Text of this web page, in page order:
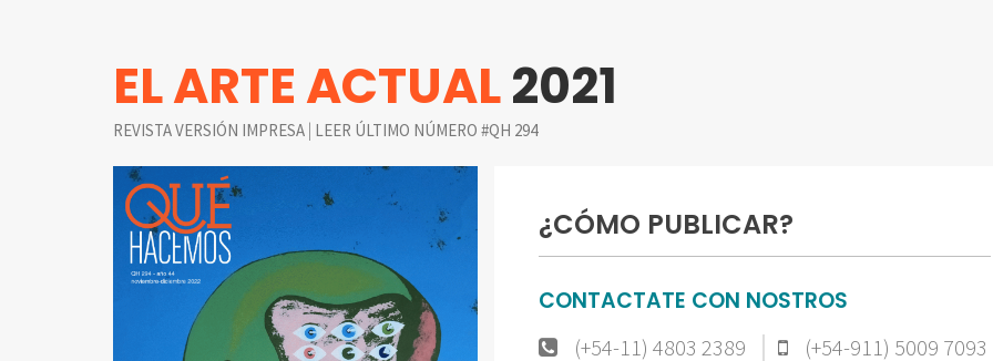
EL ARTE ACTUAL2021
REVISTA VERSIÓN IMPRESA | LEER ÚLTIMO NÚMERO #QH 294
¿CÓMO PUBLICAR?
CONTACTATE CON NOSTROS
(+54-11) 4803 2389
(+54-911) 5009 7093